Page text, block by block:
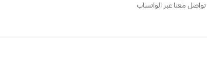
تواصل معنا عبر الواتساب